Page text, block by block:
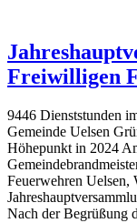
Freiwilligen
9446 Dienststunden
Gemeinde Uelsen
Höhepunkt in 2024
Feuerwehren Uelsen,
Nach der Begrüßung